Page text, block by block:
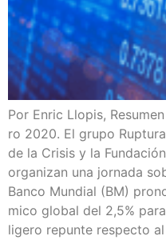
Por Enric Llo­pis,
ro 2020. El gru­po
de la Cri­sis y la
orga­ni­zan una jor­na­da
Ban­co Mun­dial (BM)
mi­co glo­bal del 2,5%
lige­ro repun­te res­pec­to